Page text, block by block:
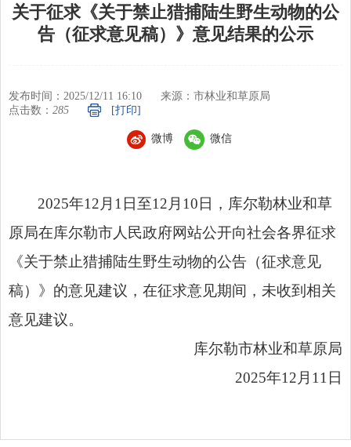
关于征求《关于禁止猎捕陆生野生动物的公
告（征求意见稿）》意见结果的公示
发布时间：2025/12/11 16:10
来源：市林业和草原局
点击数： 285 [打印]
微博 微信
2025年12月1日至12月10日，库尔勒林业和草
原局在库尔勒市人民政府网站公开向社会各界征求
《关于禁止猎捕陆生野生动物的公告（征求意见
稿）》的意见建议，在征求意见期间，未收到相关
意见建议。
库尔勒市林业和草原局
2025年12月11日